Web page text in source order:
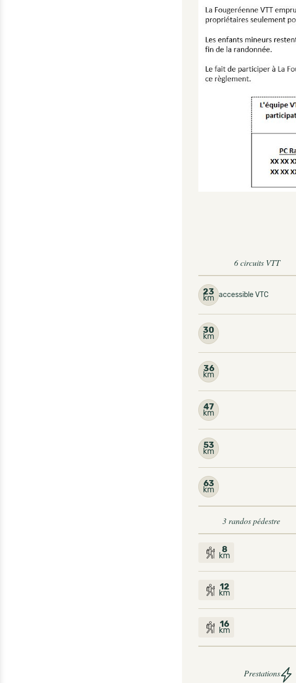
6 circuits VTT
23
km accessible VTC
30
km
36
km
47
km
53
km
63
km
3 randos pédestre
8
km
12
km
16
km
Prestations